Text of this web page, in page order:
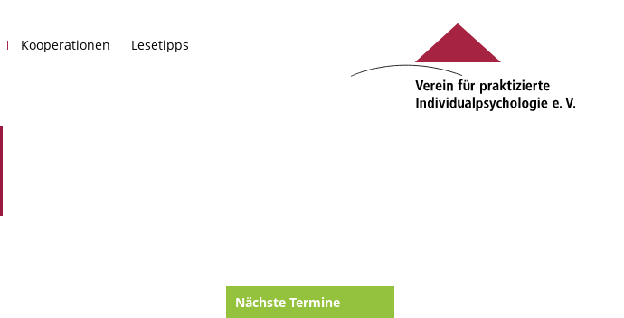
Kooperationen Lesetipps
Nächste Termine